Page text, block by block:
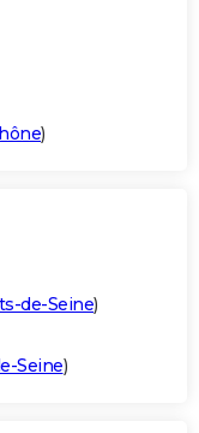
)
de-Seine)
Seine)